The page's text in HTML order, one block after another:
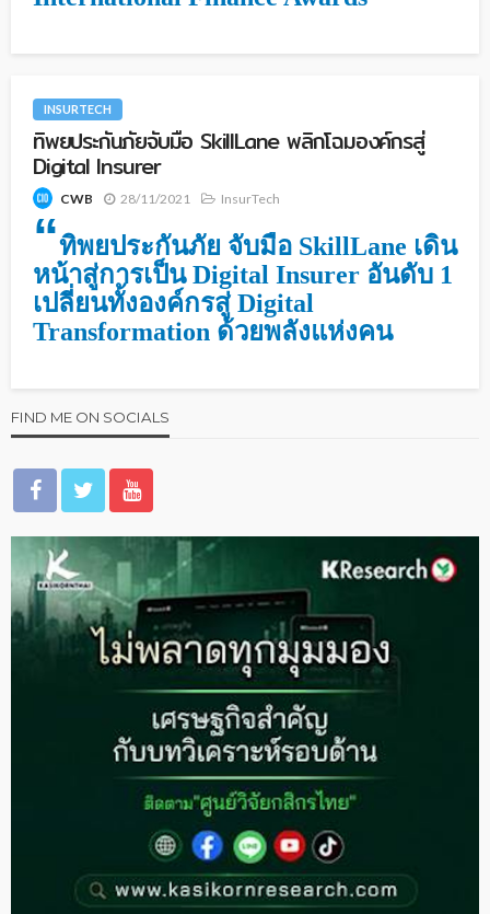
INSURTECH
ทิพยประกันภัยจับมือ SkillLane พลิกโฉมองค์กรสู่
Digital Insurer
CWB 28/11/2021 InsurTech
“ทิพยประกันภัย จับมือ SkillLane เดิน
หน้าสู่การเป็นDigital Insurer อันดับ 1
เปลี่ยนทั้งองค์กรสู่ Digital
Transformation ด้วยพลังแห่งคน
FIND ME ON SOCIALS